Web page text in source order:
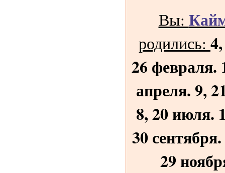
Вы:
родились:
26 февраля.
апреля. 9,
8, 20 июля.
30
29